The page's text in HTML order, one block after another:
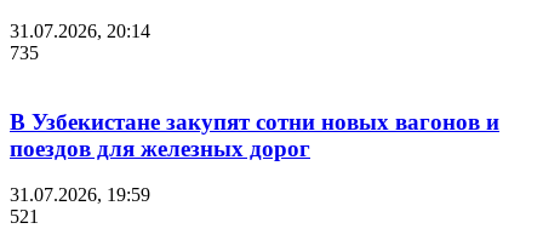
31.07.2026, 20:14
735
В Узбекистане закупят сотни новых вагонов и
поездов для железных дорог
31.07.2026, 19:59
521